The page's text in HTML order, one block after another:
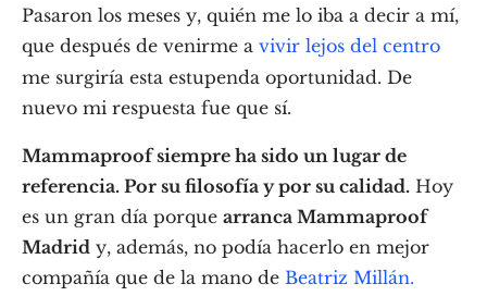
Pasaron los meses y, quién me lo iba a decir a mí,
que después de venirme a vivir lejos del centro
me surgiría esta estupenda oportunidad. De
nuevo mi respuesta fue que sí.
Mammaproof siempre ha sido un lugar de
referencia. Por su filosofía y por su calidad. Hoy
es un gran día porque arranca Mammaproof
Madrid y, además, no podía hacerlo en mejor
compañía que de la mano de Beatriz Millán.